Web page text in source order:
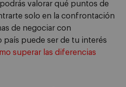
valorar qué puntos de
solo en la confrontación
de negociar con
país puede ser de tu interés
superar las diferencias